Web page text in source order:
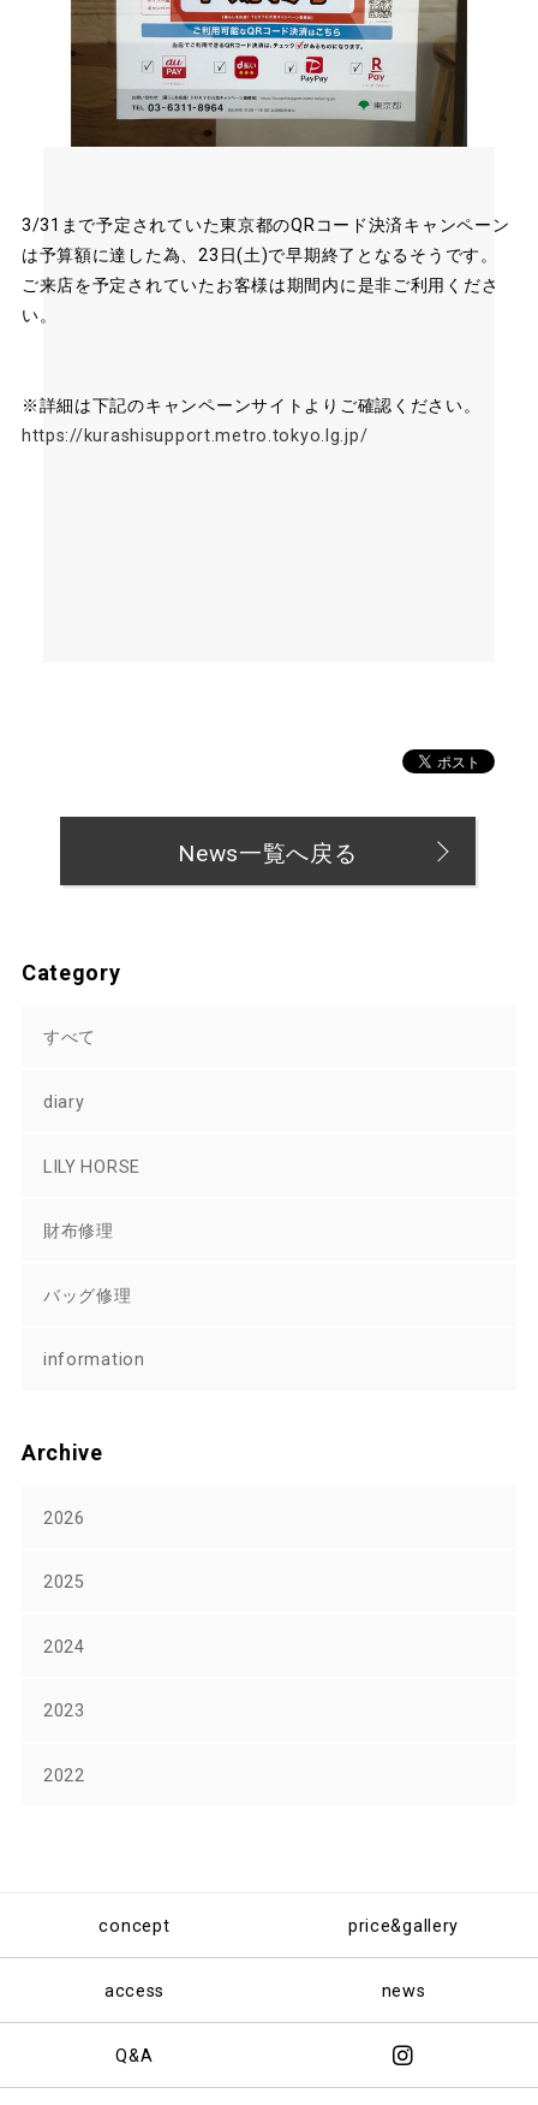
3/31まで予定されていた東京都のQRコード決済キャンペーン
は予算額に達した為、23日(土)で早期終了となるそうです。
ご来店を予定されていたお客様は期間内に是非ご利用くださ
い。
※詳細は下記のキャンペーンサイトよりご確認ください。
https://kurashisupport.metro.tokyo.lg.jp/
News一覧へ戻る
Category
すべて
diary
LILY HORSE
財布修理
バッグ修理
information
Archive
2026
2025
2024
2023
2022
concept price&gallery
access news
Q&A